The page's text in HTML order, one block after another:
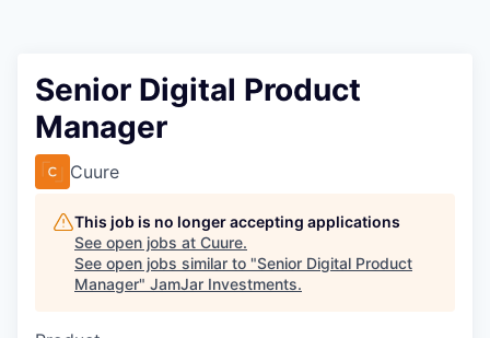
Jobs
Senior Digital Product
Manager
Cuure
This job is no longer accepting applications
See open jobs at Cuure.
See open jobs similar to "Senior Digital Product
Manager" JamJar Investments.